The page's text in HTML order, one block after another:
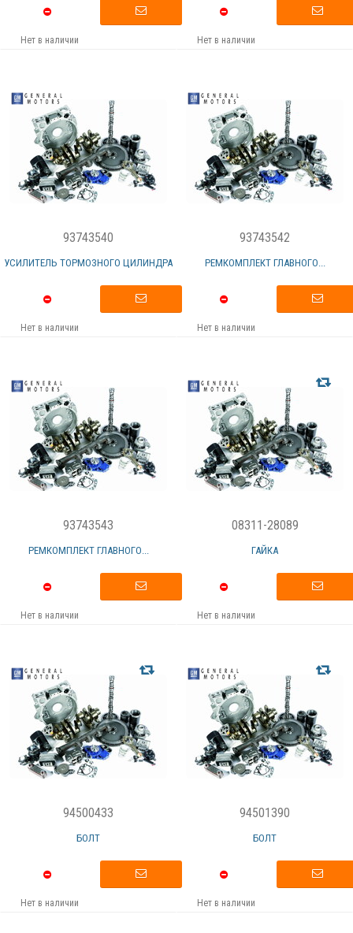
Нет в наличии Нет в наличии
93743540
УСИЛИТЕЛЬ ТОРМОЗНОГО ЦИЛИНДРА
Нет в наличии
93743542
РЕМКОМПЛЕКТ ГЛАВНОГО...
Нет в наличии
93743543
РЕМКОМПЛЕКТ ГЛАВНОГО...
Нет в наличии
08311-28089
ГАЙКА
Нет в наличии
94500433
БОЛТ
Нет в наличии
94501390
БОЛТ
Нет в наличии